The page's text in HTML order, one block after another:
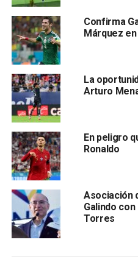
Potosí
, donde el mandatario estatal
deportistas, destacando que
impulsar el desarrollo
formación académica
gestionando becas
puedan continuar sus
manera equilibrada,
Ladelegación potosina
total de 120 medallas,
Confirma
Márquez
La
Arturo
En peligro
Ronaldo
Asociación
Galindo
Torres